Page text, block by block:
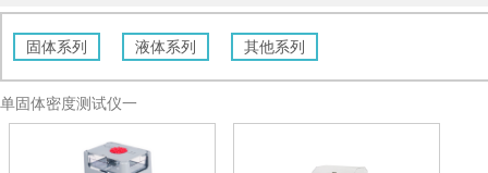
固体系列 液体系列 其他系列
单固体密度测试仪一